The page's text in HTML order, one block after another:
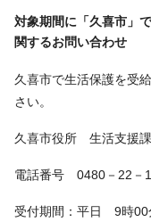
対象期間に「久喜市」
関するお問い合わせ
久喜市で生活保護を受
さい。
久喜市役所 生活支援
電話番号 0480－22－
受付期間：平日 9時00